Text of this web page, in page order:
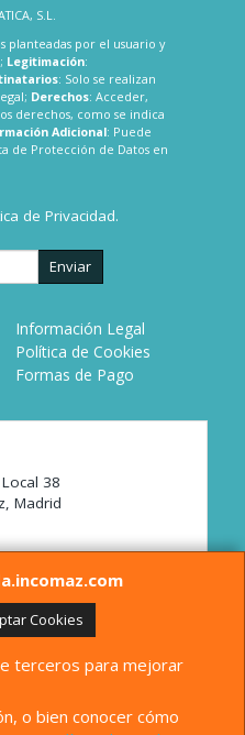
Cookies
terceros para mejorar
o bien conocer cómo
S.L.
planteadas por el usuario y
Legitimación:
: Solo se realizan
Derechos: Acceder,
derechos, como se indica
Adicional: Puede
de Protección de Datos en
de Privacidad.
Enviar
Información Legal
Política de Cookies
Formas de Pago
38
, Madrid
14:00